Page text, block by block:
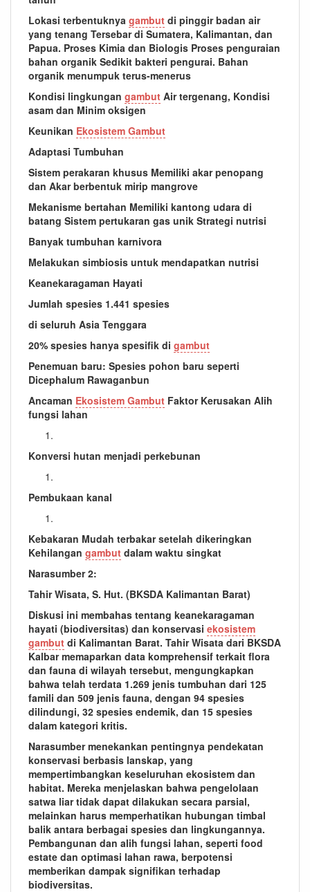
Lokasi terbentuknya gambut di pinggir badan air
yang tenang Tersebar di Sumatera, Kalimantan, dan
Papua. Proses Kimia dan Biologis Proses penguraian
bahan organik Sedikit bakteri pengurai. Bahan
organik menumpuk terus-menerus
Kondisi lingkungan gambut Air tergenang, Kondisi
asam dan Minim oksigen
Keunikan Ekosistem Gambut
Adaptasi Tumbuhan
Sistem perakaran khusus Memiliki akar penopang
dan Akar berbentuk mirip mangrove
Mekanisme bertahan Memiliki kantong udara di
batang Sistem pertukaran gas unik Strategi nutrisi
Banyak tumbuhan karnivora
Melakukan simbiosis untuk mendapatkan nutrisi
Keanekaragaman Hayati
Jumlah spesies 1.441 spesies
di seluruh Asia Tenggara
20% spesies hanya spesifik di gambut
Penemuan baru: Spesies pohon baru seperti
Dicephalum Rawaganbun
Ancaman Ekosistem Gambut Faktor Kerusakan Alih
fungsi lahan
Konversi hutan menjadi perkebunan
Pembukaan kanal
Kebakaran Mudah terbakar setelah dikeringkan
Kehilangan gambut dalam waktu singkat
Narasumber 2:
Tahir Wisata, S. Hut. (BKSDA Kalimantan Barat)
Diskusi ini membahas tentang keanekaragaman
hayati (biodiversitas) dan konservasi ekosistem
gambut di Kalimantan Barat. Tahir Wisata dari BKSDA
Kalbar memaparkan data komprehensif terkait flora
dan fauna di wilayah tersebut, mengungkapkan
bahwa telah terdata 1.269 jenis tumbuhan dari 125
famili dan 509 jenis fauna, dengan 94 spesies
dilindungi, 32 spesies endemik, dan 15 spesies
dalam kategori kritis.
Narasumber menekankan pentingnya pendekatan
konservasi berbasis lanskap, yang
mempertimbangkan keseluruhan ekosistem dan
habitat. Mereka menjelaskan bahwa pengelolaan
satwa liar tidak dapat dilakukan secara parsial,
melainkan harus memperhatikan hubungan timbal
balik antara berbagai spesies dan lingkungannya.
Pembangunan dan alih fungsi lahan, seperti food
estate dan optimasi lahan rawa, berpotensi
memberikan dampak signifikan terhadap
biodiversitas.